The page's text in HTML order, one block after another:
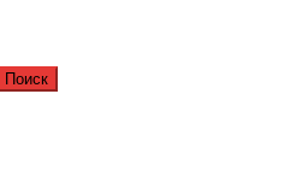
Поиск